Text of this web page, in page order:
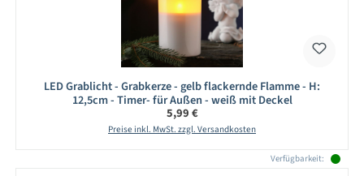
LED Grablicht - Grabkerze - gelb flackernde Flamme - H:
12,5cm - Timer- für Außen - weiß mit Deckel
Regulärer Preis:
5,99 €
Preise inkl. MwSt. zzgl. Versandkosten
Verfügbarkeit: